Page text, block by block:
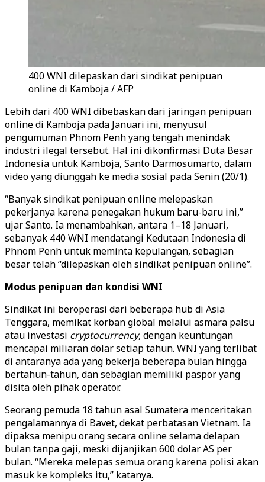
400 WNI dilepaskan dari sindikat penipuan
online di Kamboja / AFP
Lebih dari 400 WNI dibebaskan dari jaringan penipuan
online di Kamboja pada Januari ini, menyusul
pengumuman Phnom Penh yang tengah menindak
industri ilegal tersebut. Hal ini dikonfirmasi Duta Besar
Indonesia untuk Kamboja, Santo Darmosumarto, dalam
video yang diunggah ke media sosial pada Senin (20/1).
“Banyak sindikat penipuan online melepaskan
pekerjanya karena penegakan hukum baru-baru ini,”
ujar Santo. Ia menambahkan, antara 1–18 Januari,
sebanyak 440 WNI mendatangi Kedutaan Indonesia di
Phnom Penh untuk meminta kepulangan, sebagian
besar telah “dilepaskan oleh sindikat penipuan online”.
Modus penipuan dan kondisi WNI
Sindikat ini beroperasi dari beberapa hub di Asia
Tenggara, memikat korban global melalui asmara palsu
atau investasi cryptocurrency, dengan keuntungan
mencapai miliaran dolar setiap tahun. WNI yang terlibat
di antaranya ada yang bekerja beberapa bulan hingga
bertahun-tahun, dan sebagian memiliki paspor yang
disita oleh pihak operator.
Seorang pemuda 18 tahun asal Sumatera menceritakan
pengalamannya di Bavet, dekat perbatasan Vietnam. Ia
dipaksa menipu orang secara online selama delapan
bulan tanpa gaji, meski dijanjikan 600 dolar AS per
bulan. “Mereka melepas semua orang karena polisi akan
masuk ke kompleks itu,” katanya.